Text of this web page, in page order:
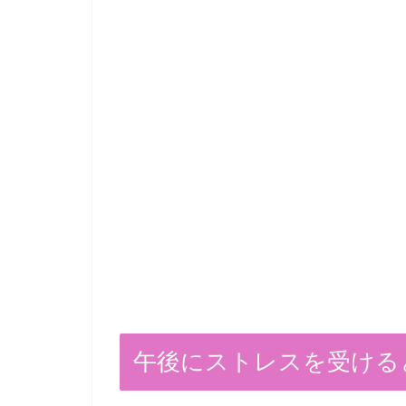
午後にストレスを受ける